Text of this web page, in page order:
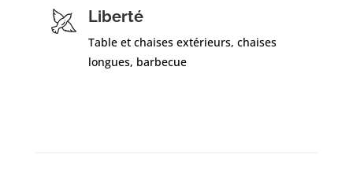
Liberté
Table et chaises extérieurs, chaises
longues, barbecue